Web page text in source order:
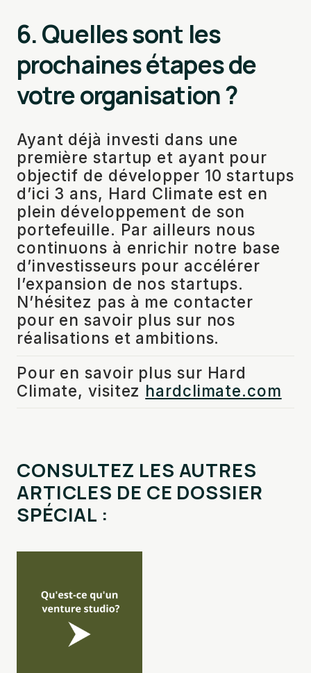
6. Quelles sont les
prochaines étapes de
votre organisation ?
Ayant déjà investi dans une
première startup et ayant pour
objectif de développer 10 startups
d’ici 3 ans, Hard Climate est en
plein développement de son
portefeuille. Par ailleurs nous
continuons à enrichir notre base
d’investisseurs pour accélérer
l’expansion de nos startups.
N’hésitez pas à me contacter
pour en savoir plus sur nos
réalisations et ambitions.
Pour en savoir plus sur Hard
Climate, visitez hardclimate.com
CONSULTEZ LES AUTRES
ARTICLES DE CE DOSSIER
SPÉCIAL :